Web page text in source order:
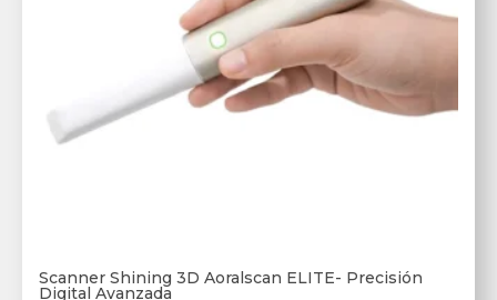
Scanner Shining 3D Aoralscan ELITE- Precisión
Digital Avanzada